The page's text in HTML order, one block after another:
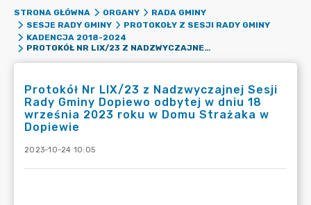
STRONA GŁÓWNA ORGANY
RADA GMINY
SESJE RADY GMINY
PROTOKOŁY Z SESJI RADY GMINY
KADENCJA 2018-2024
PROTOKÓŁ NR LIX/23 Z NADZWYCZAJNEJ SESJI RADY GMINY DOPIEWO ODBYTEJ W DNIU 18 WRZEŚNIA 2023 ROKU W DOMU STRAŻAKA W DOPIEWIE
Protokół Nr LIX/23 z Nadzwyczajnej Sesji
Rady Gminy Dopiewo odbytej w dniu 18
września 2023 roku w Domu Strażaka w
Dopiewie
2023-10-24 10:05